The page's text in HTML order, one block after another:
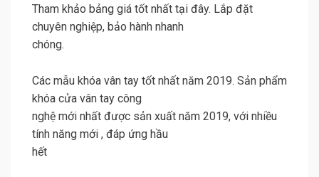
Tham khảo bảng giá tốt nhất tại đây. Lắp đặt
chuyên nghiệp, bảo hành nhanh
chóng.
Các mẫu khóa vân tay tốt nhất năm 2019. Sản phẩm
khóa cửa vân tay công
nghệ mới nhất được sản xuất năm 2019, với nhiều
tính năng mới , đáp ứng hầu
hết